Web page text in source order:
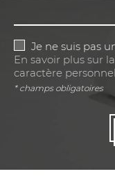
Je ne suis pas
En savoir plus sur
caractère
* champs obligatoires